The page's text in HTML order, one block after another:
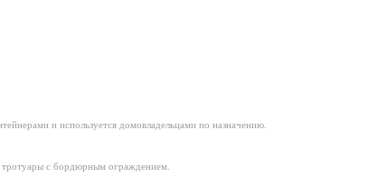
и используется домовладельцами по назначению.
тротуары с бордюрным ограждением.